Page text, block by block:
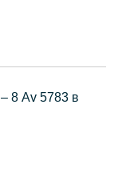
8 Av 5783 в